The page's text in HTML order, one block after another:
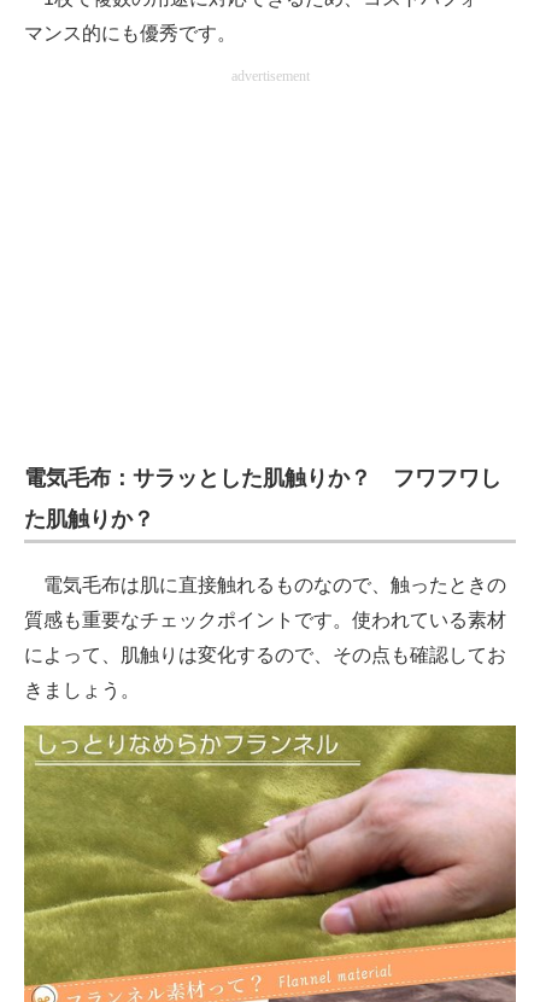
マンス的にも優秀です。
advertisement
電気毛布：サラッとした肌触りか？ フワフワし
た肌触りか？
電気毛布は肌に直接触れるものなので、触ったときの
質感も重要なチェックポイントです。使われている素材
によって、肌触りは変化するので、その点も確認してお
きましょう。